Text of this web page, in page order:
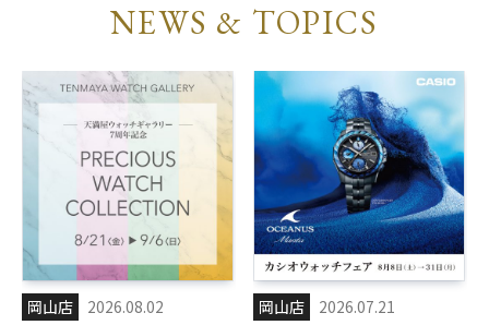
NEWS & TOPICS
岡山店
2026.08.02
岡山店
2026.07.21